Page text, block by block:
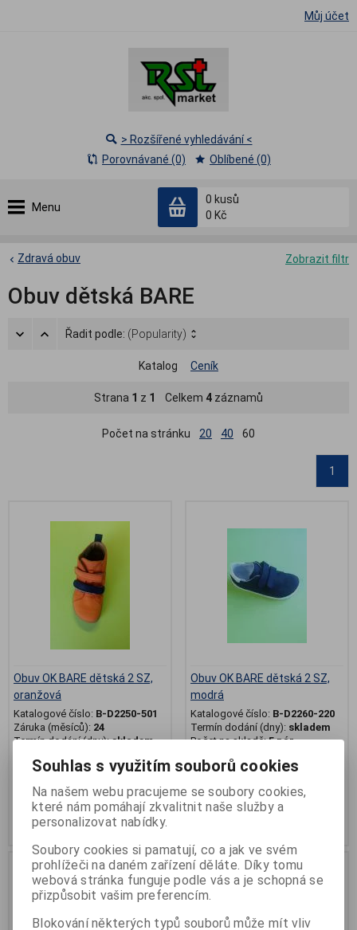
Můj účet
Menu
0 kusů
0 Kč
> Rozšířené vyhledávání <
Porovnávané (0)
Oblíbené (0)
Zobrazit filtr
Zdravá obuv
Obuv dětská BARE
Řadit podle: (Popularity)
Katalog Ceník
Strana 1 z 1 Celkem 4 záznamů
Počet na stránku 20 40 60
1
Obuv OK BARE dětská 2 SZ,
oranžová
Katalogové číslo: B-D2250-501
Záruka (měsíců): 24
Termín dodání (dny):skladem
dětská kotníková barefoot obuv
1 455 Kč
Přidat do košíku
Obuv OK BARE dětská 2 SZ,
modrá
Katalogové číslo: B-D2260-220
Termín dodání (dny): skladem
Počet na skladě:5 pár
dětská barefoot obuv
1 389 Kč
Souhlas s využitím souborů cookies
Na našem webu pracujeme se soubory cookies,
které nám pomáhají zkvalitnit naše služby a
personalizovat nabídky.
Soubory cookies si pamatují, co a jak ve svém
prohlížeči na daném zařízení děláte. Díky tomu
webová stránka funguje podle vás a je schopná se
přizpůsobit vašim preferencím.
Blokování některých typů souborů může mít vliv